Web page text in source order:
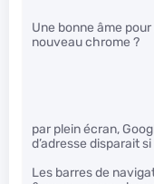
Une bonne âme pour
nouveau chrome ?
par plein écran,
d’adresse disparait
Les barres de